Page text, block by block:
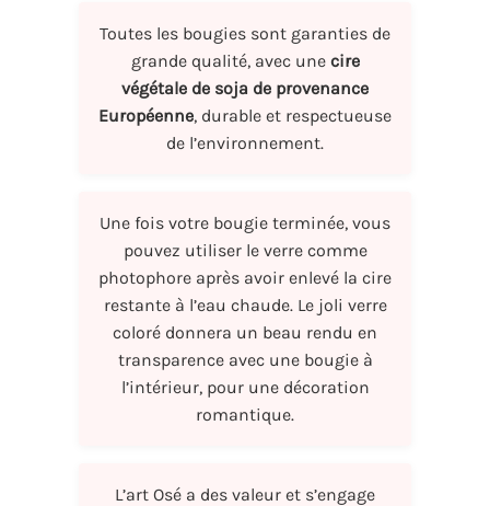
Toutes les bougies sont garanties de
grande qualité, avec une cire
végétale de soja de provenance
Européenne, durable et respectueuse
de l’environnement.
Une fois votre bougie terminée, vous
pouvez utiliser le verre comme
photophore après avoir enlevé la cire
restante à l’eau chaude. Le joli verre
coloré donnera un beau rendu en
transparence avec une bougie à
l’intérieur, pour une décoration
romantique.
L’art Osé a des valeur et s’engage